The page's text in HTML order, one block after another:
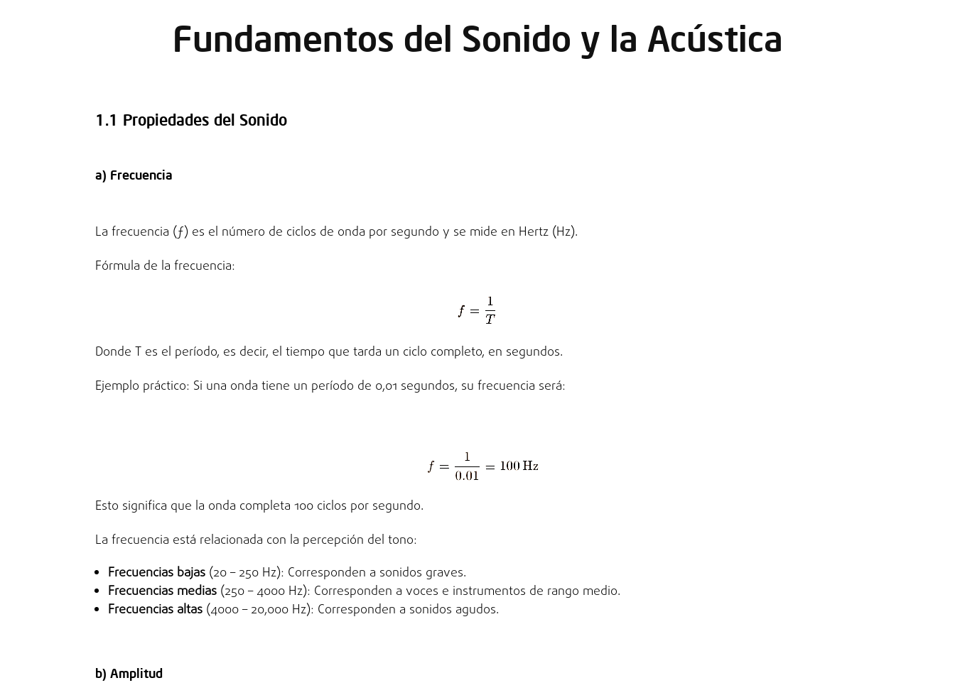
Fundamentos del Sonido y la Acústica
1.1 Propiedades del Sonido
a) Frecuencia
La frecuencia (ƒ) es el número de ciclos de onda por segundo y se mide en Hertz (Hz).
Fórmula de la frecuencia:
Donde T es el período, es decir, el tiempo que tarda un ciclo completo, en segundos.
Ejemplo práctico: Si una onda tiene un período de 0,01 segundos, su frecuencia será:
Esto significa que la onda completa 100 ciclos por segundo.
La frecuencia está relacionada con la percepción del tono:
Frecuencias bajas (20 – 250 Hz): Corresponden a sonidos graves.
Frecuencias medias (250 – 4000 Hz): Corresponden a voces e instrumentos de rango medio.
Frecuencias altas (4000 – 20,000 Hz): Corresponden a sonidos agudos.
b) Amplitud